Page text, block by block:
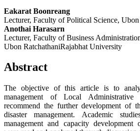
Eakarat Boonreang
Lecturer, Faculty of Political Science,
Anothai Harasarn
Lecturer, Faculty of Business
Ubon RatchathaniRajabhat University
Abstract
The objective of this article is to
management of Local
recommend the further development of
disaster management. Academic
management and capacity development